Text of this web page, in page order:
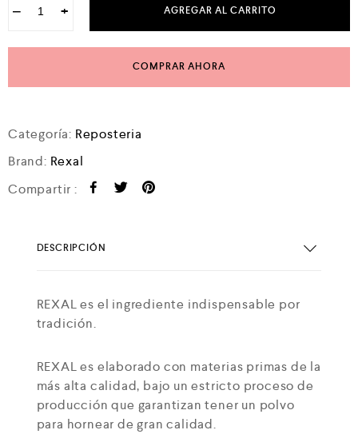
e−
Polvo
cantidad
+ AGREGAR AL CARRITO
COMPRAR AHORA
Categoría: Reposteria
Brand: Rexal
Compartir :
DESCRIPCIÓN
REXAL es el ingrediente indispensable por
tradición.
REXAL es elaborado con materias primas de la
más alta calidad, bajo un estricto proceso de
producción que garantizan tener un polvo
para hornear de gran calidad.